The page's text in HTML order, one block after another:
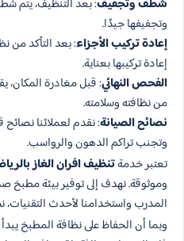
شطف وتجفيف: بعد التنظيف، يتم
وتجفيفها جيدًا.
إعادة تركيب الأجزاء: بعد التأكد من
إعادة تركيبها بعناية.
الفحص النهائي: قبل مغادرة المكان،
من نظافته وسلامته.
نصائح الصيانة: نقدم لعملائنا
وتجنب تراكم الدهون والرواسب.
تعتبر خدمةتنظيف افران الغاز
وموثوقة. نهدف إلى توفير بيئة مطبخ
المدرب واستخدامنا لأحدث
وبما أن الحفاظ على نظافة المطبخ يبدأ